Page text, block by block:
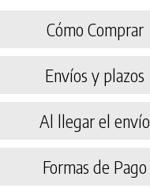
Cómo Comprar
Envíos y plazos
Al llegar el envío
Formas de Pago